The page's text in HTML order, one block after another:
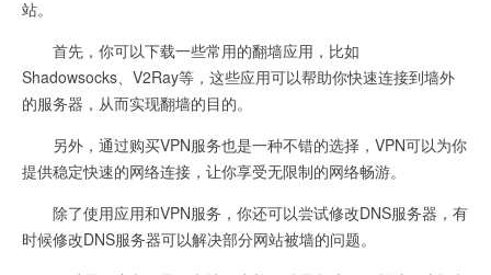
站。
首先，你可以下载一些常用的翻墙应用，比如
Shadowsocks、V2Ray等，这些应用可以帮助你快速连接到墙外
的服务器，从而实现翻墙的目的。
另外，通过购买VPN服务也是一种不错的选择，VPN可以为你
提供稳定快速的网络连接，让你享受无限制的网络畅游。
除了使用应用和VPN服务，你还可以尝试修改DNS服务器，有
时候修改DNS服务器可以解决部分网站被墙的问题。